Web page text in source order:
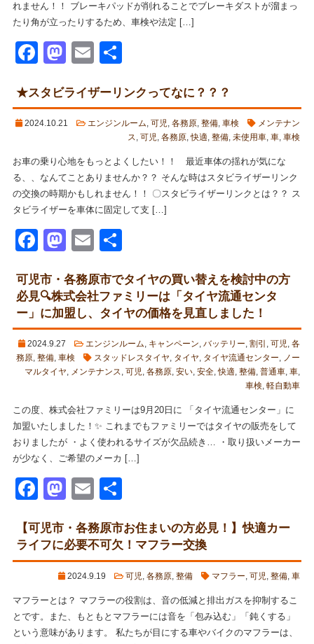
れません！！ ブレーキパッドが削れることでブレーキダストが溜まっ
たり角が立ったりするため、車検や法定 […]
Facebook
Mastodon
Email
★スタビライザーリンクってなに？？？
2024.10.21 エンジンルーム 可児 各務原, 整備, 車検
メンテナン
ス
可児 各務原,快適 整備, 未使用車, 車, 車検
お車の乗り心地をもっとよくしたい！！ 最近車体の揺れが気にな
る、、なんてことありませんか？？ そんな時はスタビライザーリンク
の交換の時期かもしれません！！ 〇スタビライザーリンクとは？？ ス
タビライザーを車体に固定して支 […]
Facebook
Mastodon
Email
可児市・各務原市でタイヤの買い替えを検討中の方
必見🔍株式会社ファミリーは「タイヤ流通センタ
ー」に加盟し、タイヤの価格を見直しました！
2024.9.27 エンジンルーム キャンペーン バッテリー 割引 可児
各
務原
整備, 車検 スタッドレスタイヤ タイヤ タイヤ流通センター
ノー
マルタイヤ
メンテナンス 可児 各務原 安い, 安全,快適 整備, 普通車, 車,
車検 軽自動車
この度、株式会社ファミリーは9月20日に 「タイヤ流通センター」に
加盟いたしました！✨ これまでもファミリーではタイヤの販売をして
おりましたが ・よく使われるサイズが欠品続き… ・取り扱いメーカー
が少なく、ご希望のメーカ […]
Facebook
Mastodon
Email
【可児市・各務原市お住まいの方必見！】快適カー
ライフに必要不可欠！マフラー交換
2024.9.19 可児 各務原, 整備 マフラー 可児 整備, 車
マフラーとは？ マフラーの役割は、音の低減と排出ガスを抑制するこ
とです。また、もともとマフラーには音を「包み込む」「鈍くする」
という意味があります。 私たちが目にする車やバイクのマフラーは、